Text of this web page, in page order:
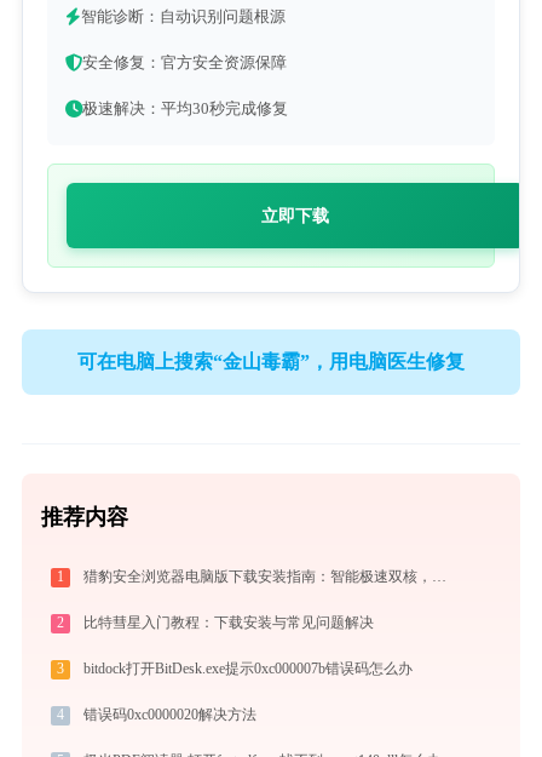
智能诊断：自动识别问题根源
安全修复：官方安全资源保障
极速解决：平均30秒完成修复
立即下载
可在电脑上搜索“金山毒霸”，用电脑医生修复
推荐内容
1 猎豹安全浏览器电脑版下载安装指南：智能极速双核，畅享安全无弹窗上网体验
2 比特彗星入门教程：下载安装与常见问题解决
3 bitdock打开BitDesk.exe提示0xc000007b错误码怎么办
4 错误码0xc0000020解决方法